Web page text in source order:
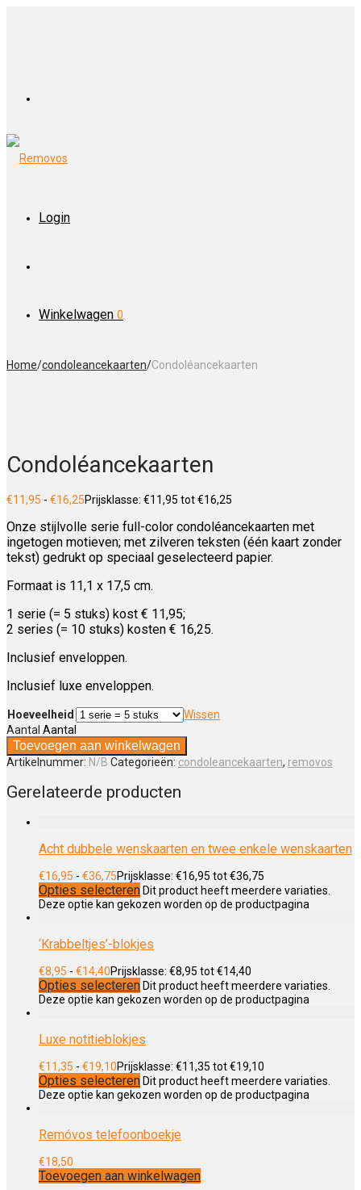
Login
Winkelwagen 0
Home/condoleancekaarten/Condoléancekaarten
Condoléancekaarten
€11,95 - €16,25Prijsklasse: €11,95 tot €16,25
Onze stijlvolle serie full-color condoléancekaarten met
ingetogen motieven; met zilveren teksten (één kaart zonder
tekst) gedrukt op speciaal geselecteerd papier.
Formaat is 11,1 x 17,5 cm.
1 serie (= 5 stuks) kost € 11,95;
2 series (= 10 stuks) kosten € 16,25.
Inclusief enveloppen.
Inclusief luxe enveloppen.
Hoeveelheid
Wissen
Aantal Aantal
Toevoegen aan winkelwagen
Artikelnummer: N/B Categorieën: condoleancekaarten, removos
Gerelateerde producten
Acht dubbele wenskaarten en twee enkele wenskaarten
€16,95 - €36,75Prijsklasse: €16,95 tot €36,75
Opties selecteren Dit product heeft meerdere variaties.
Deze optie kan gekozen worden op de productpagina
‘Krabbeltjes’-blokjes
€8,95 - €14,40Prijsklasse: €8,95 tot €14,40
Opties selecteren Dit product heeft meerdere variaties.
Deze optie kan gekozen worden op de productpagina
Luxe notitieblokjes
€11,35 - €19,10Prijsklasse: €11,35 tot €19,10
Opties selecteren Dit product heeft meerdere variaties.
Deze optie kan gekozen worden op de productpagina
Remóvos telefoonboekje
€18,50
Toevoegen aan winkelwagen